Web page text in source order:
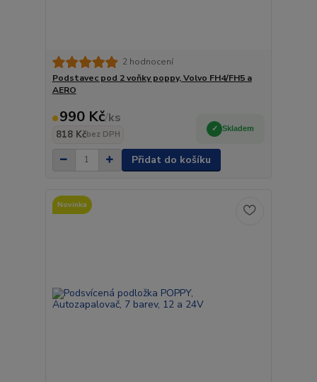
2 hodnocení
Podstavec pod 2 voňky poppy, Volvo FH4/FH5 a
AERO
990 Kč/ks
818 Kčbez DPH
Skladem
Přidat do košíku
Novinka